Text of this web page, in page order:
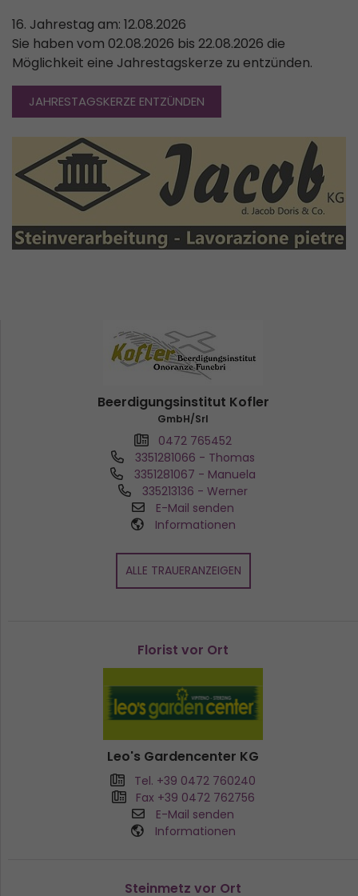
16. Jahrestag am: 12.08.2026
Sie haben vom 02.08.2026 bis 22.08.2026 die
Möglichkeit eine Jahrestagskerze zu entzünden.
JAHRESTAGSKERZE ENTZÜNDEN
Beerdigungsinstitut Kofler
GmbH/Srl
0472 765452
3351281066 - Thomas
3351281067 - Manuela
335213136 - Werner
E-Mail senden
Informationen
ALLE TRAUERANZEIGEN
Florist vor Ort
Leo's Gardencenter KG
Tel. +39 0472 760240
Fax +39 0472 762756
E-Mail senden
Informationen
Steinmetz vor Ort